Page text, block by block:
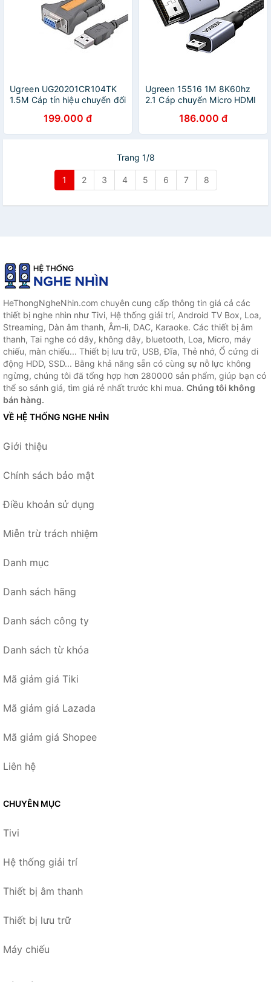
Ugreen UG20201CR104TK
1.5M Cáp tín hiệu chuyển đổi
RS232 cao cấp - HÀNG
CHÍNH HÃNG
199.000 đ
Ugreen 15516 1M 8K60hz
2.1 Cáp chuyển Micro HDMI
HD164 20015516 - Hàng
chính hãng
186.000 đ
Trang 1/8
1 2 3 4 5 6 7 8
HeThongNgheNhin.com chuyên cung cấp thông tin giá cả các
thiết bị nghe nhìn như Tivi, Hệ thống giải trí, Android TV Box, Loa,
Streaming, Dàn âm thanh, Âm-li, DAC, Karaoke. Các thiết bị âm
thanh, Tai nghe có dây, không dây, bluetooth, Loa, Micro, máy
chiếu, màn chiếu... Thiết bị lưu trữ, USB, Đĩa, Thẻ nhớ, Ổ cứng di
động HDD, SSD... Bằng khả năng sẵn có cùng sự nỗ lực không
ngừng, chúng tôi đã tổng hợp hơn 280000 sản phẩm, giúp bạn có
thể so sánh giá, tìm giá rẻ nhất trước khi mua. Chúng tôi không
bán hàng.
VỀ HỆ THỐNG NGHE NHÌN
Giới thiệu
Chính sách bảo mật
Điều khoản sử dụng
Miễn trừ trách nhiệm
Danh mục
Danh sách hãng
Danh sách công ty
Danh sách từ khóa
Mã giảm giá Tiki
Mã giảm giá Lazada
Mã giảm giá Shopee
Liên hệ
CHUYÊN MỤC
Tivi
Hệ thống giải trí
Thiết bị âm thanh
Thiết bị lưu trữ
Máy chiếu